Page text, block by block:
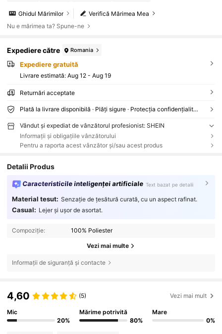
ple, fuste pentru femei
Verifică Mărimea Mea
Ghidul Mărimilor
Nu e mărimea ta? Spune-ne
Expediere către Romania
Expediere gratuită
Livrare estimată: Aug 12 - Aug 19
Returnări acceptate
Plată la livrare disponibilă · Plăți sigure · Protecția confidențialității
Vândut și expediat de vânzătorul profesionist: SHEIN
Informații și obligațiile vânzătorului
Pentru a raporta acest vânzător și/sau acest produs
Detalii Produs
Caracteristicile inteligenței artificiale Text bazat pe detalii
Material tesut: Senzație de țesătură curată, cu un aspect rafinat.
Casual: Lejer și ușor de asortat.
Compoziție: 100% Poliester
Vezi mai multe
Informații de siguranță și contacte
4,60 (5) Vezi mai mult
Mic
20%
Mărime potrivită
80%
Mare
0%